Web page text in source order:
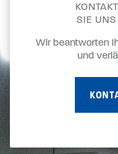
SIE UNS
Wir beantworten
und